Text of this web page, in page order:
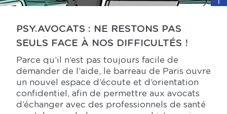
PSY.AVOCATS : NE RESTONS PAS
SEULS FACE À NOS DIFFICULTÉS !
Parce qu’il n’est pas toujours facile de
demander de l’aide, le barreau de Paris ouvre
un nouvel espace d’écoute et d’orientation
confidentiel, afin de permettre aux avocats
d’échanger avec des professionnels de santé